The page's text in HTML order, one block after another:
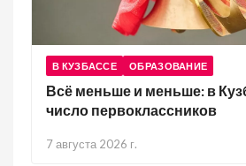
В КУЗБАССЕ ОБРАЗОВАНИЕ
Всё меньше и меньше: в
число первоклассников
7 августа 2026 г.